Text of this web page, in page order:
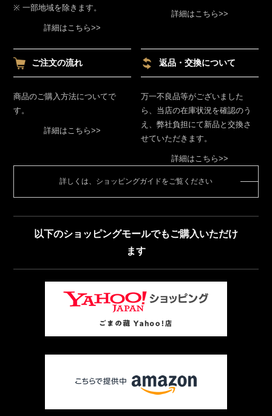
※ 一部地域を除きます。
詳細はこちら>>
詳細はこちら>>
ご注文の流れ
商品のご購入方法についてで
す。
詳細はこちら>>
返品・交換について
万一不良品等がございました
ら、当店の在庫状況を確認のう
え、弊社負担にて新品と交換さ
せていただきます。
詳細はこちら>>
詳しくは、ショッピングガイドをご覧ください
以下のショッピングモールでもご購入いただけ
ます